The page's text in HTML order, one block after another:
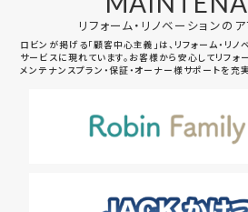
リフォーム・リノベーションの
ロビンが掲げる「顧客中心主義」は、リフォーム・リ
サービスに現れています。お客様から安心してリフォ
メンテナンスプラン・保証・オーナー様サポートを充